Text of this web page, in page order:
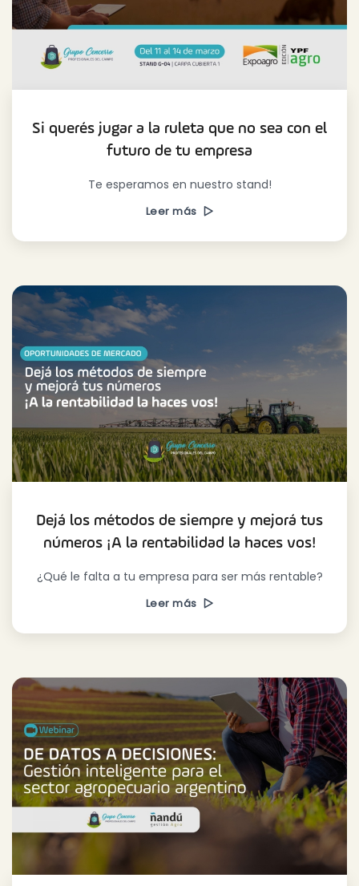
Si querés jugar a la ruleta que no sea con el
futuro de tu empresa
Te esperamos en nuestro stand!
Leer más
Dejá los métodos de siempre y mejorá tus
números ¡A la rentabilidad la haces vos!
¿Qué le falta a tu empresa para ser más rentable?
Leer más